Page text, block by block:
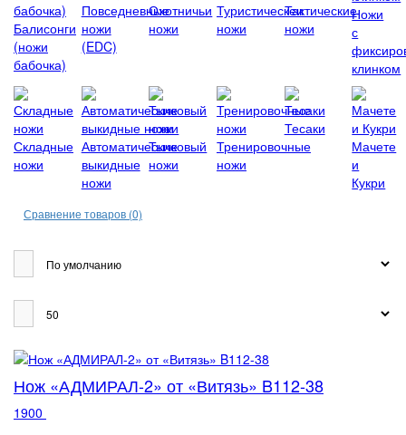
Балисонги
(ножи
бабочка)
Повседневные
ножи
(EDC)
Охотничьи
ножи
Туристическеи
ножи
Тактические
ножи
Ножи
с
клинком
Складные
ножи
Автоматические
выкидные
ножи
Тычковый
ножи
Тренировочные
ножи
Тесаки
Мачете
и
Кукри
Сравнение товаров (0)
Нож «АДМИРАЛ-2» от «Витязь» B112-38
1900